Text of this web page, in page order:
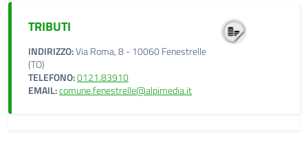
TRIBUTI
INDIRIZZO:Via Roma, 8 - 10060 Fenestrelle
(TO)
TELEFONO:0121.83910
EMAIL:comune.fenestrelle@alpimedia.it